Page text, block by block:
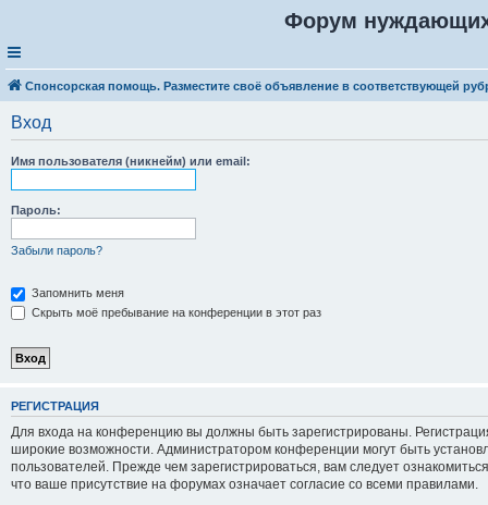
Форум
Спонсорская помощь. Разместите своё объявление в соответствующей
Вход
Имя пользователя (никнейм) или email:
Пароль:
Забыли пароль?
Запомнить меня
Скрыть моё пребывание на конференции в этот раз
РЕГИСТРАЦИЯ
Для входа на конференцию вы должны быть зарегистрированы.
широкие возможности. Администратором конференции могут быть
пользователей. Прежде чем зарегистрироваться, вам следует
что ваше присутствие на форумах означает согласие со всеми правилами.